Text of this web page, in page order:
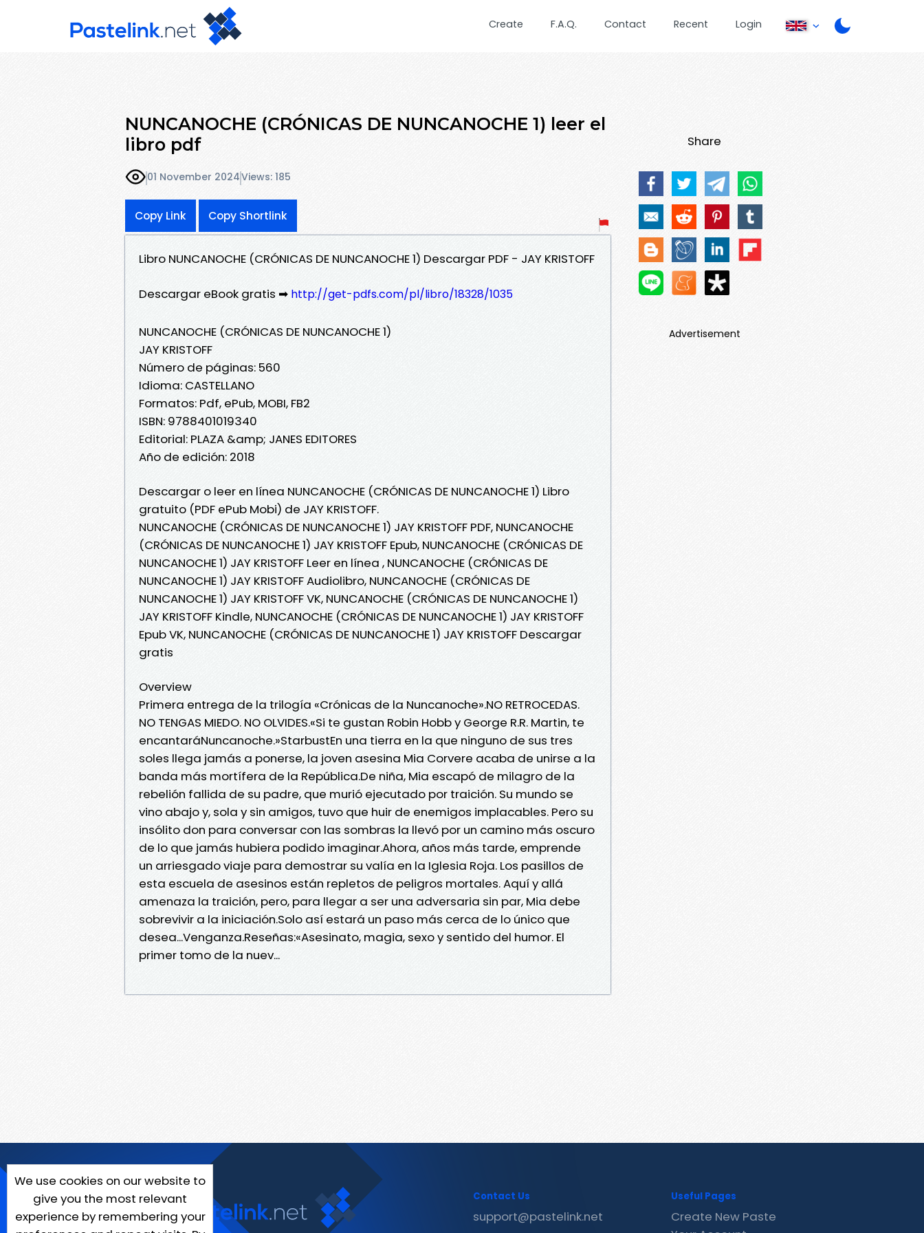
Create F.A.Q. Contact Recent Login
NUNCANOCHE (CRÓNICAS DE NUNCANOCHE 1) leer el
libro pdf
01 November 2024Views: 185
Copy Link Copy Shortlink
Libro NUNCANOCHE (CRÓNICAS DE NUNCANOCHE 1) Descargar PDF - JAY KRISTOFF
Descargar eBook gratis ➡ http://get-pdfs.com/pl/libro/18328/1035
NUNCANOCHE (CRÓNICAS DE NUNCANOCHE 1)
JAY KRISTOFF
Número de páginas: 560
Idioma: CASTELLANO
Formatos: Pdf, ePub, MOBI, FB2
ISBN: 9788401019340
Editorial: PLAZA &amp; JANES EDITORES
Año de edición: 2018
Descargar o leer en línea NUNCANOCHE (CRÓNICAS DE NUNCANOCHE 1) Libro
gratuito (PDF ePub Mobi) de JAY KRISTOFF.
NUNCANOCHE (CRÓNICAS DE NUNCANOCHE 1) JAY KRISTOFF PDF, NUNCANOCHE
(CRÓNICAS DE NUNCANOCHE 1) JAY KRISTOFF Epub, NUNCANOCHE (CRÓNICAS DE
NUNCANOCHE 1) JAY KRISTOFF Leer en línea , NUNCANOCHE (CRÓNICAS DE
NUNCANOCHE 1) JAY KRISTOFF Audiolibro, NUNCANOCHE (CRÓNICAS DE
NUNCANOCHE 1) JAY KRISTOFF VK, NUNCANOCHE (CRÓNICAS DE NUNCANOCHE 1)
JAY KRISTOFF Kindle, NUNCANOCHE (CRÓNICAS DE NUNCANOCHE 1) JAY KRISTOFF
Epub VK, NUNCANOCHE (CRÓNICAS DE NUNCANOCHE 1) JAY KRISTOFF Descargar
gratis
Overview
Primera entrega de la trilogía «Crónicas de la Nuncanoche».NO RETROCEDAS.
NO TENGAS MIEDO. NO OLVIDES.«Si te gustan Robin Hobb y George R.R. Martin, te
encantaráNuncanoche.»StarbustEn una tierra en la que ninguno de sus tres
soles llega jamás a ponerse, la joven asesina Mia Corvere acaba de unirse a la
banda más mortífera de la República.De niña, Mia escapó de milagro de la
rebelión fallida de su padre, que murió ejecutado por traición. Su mundo se
vino abajo y, sola y sin amigos, tuvo que huir de enemigos implacables. Pero su
insólito don para conversar con las sombras la llevó por un camino más oscuro
de lo que jamás hubiera podido imaginar.Ahora, años más tarde, emprende
un arriesgado viaje para demostrar su valía en la Iglesia Roja. Los pasillos de
esta escuela de asesinos están repletos de peligros mortales. Aquí y allá
amenaza la traición, pero, para llegar a ser una adversaria sin par, Mia debe
sobrevivir a la iniciación.Solo así estará un paso más cerca de lo único que
desea...Venganza.Reseñas:«Asesinato, magia, sexo y sentido del humor. El
primer tomo de la nuev...
Share
Advertisement
We use cookies on our website to
give you the most relevant
experience by remembering your
Contact Us
support@pastelink.net
Useful Pages
Create New Paste